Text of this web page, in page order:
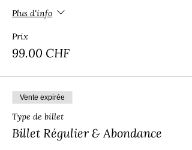
Plus d'info
Prix
99.00 CHF
Vente expirée
Type de billet
Billet Régulier & Abondance